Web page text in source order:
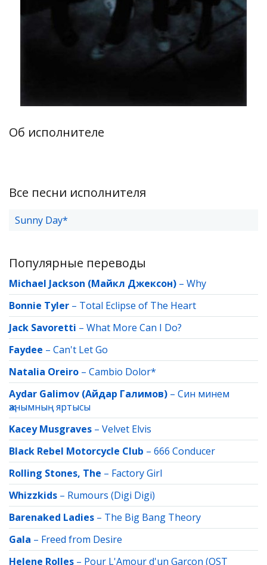
Об исполнителе
Все песни исполнителя
Sunny Day*
Популярные переводы
Michael Jackson (Майкл Джексон) – Why
Bonnie Tyler – Total Eclipse of The Heart
Jack Savoretti – What More Can I Do?
Faydee – Can't Let Go
Natalia Oreiro – Cambio Dolor*
Aydar Galimov (Айдар Галимов) – Син минем
җанымның яртысы
Kacey Musgraves – Velvet Elvis
Black Rebel Motorcycle Club – 666 Conducer
Rolling Stones, The – Factory Girl
Whizzkids – Rumours (Digi Digi)
Barenaked Ladies – The Big Bang Theory
Gala – Freed from Desire
Helene Rolles – Pour L'Amour d'un Garçon (OST